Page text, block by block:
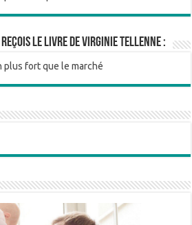
reçois le livre de Virginie Tellenne :